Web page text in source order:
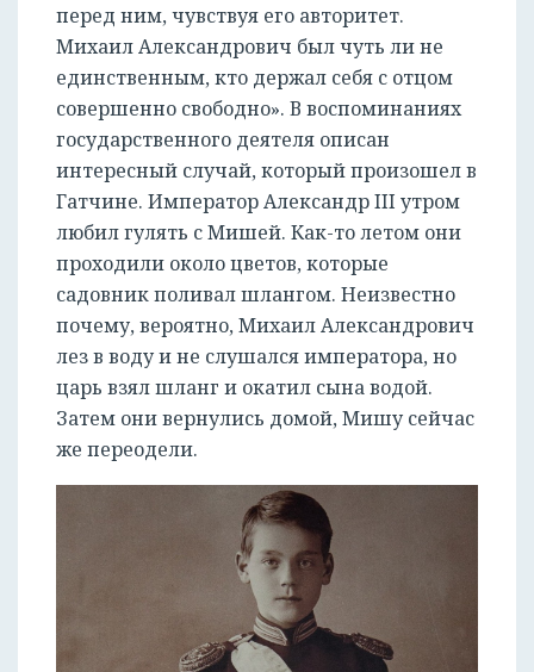
перед ним, чувствуя его авторитет.
Михаил Александрович был чуть ли не
единственным, кто держал себя с отцом
совершенно свободно». В воспоминаниях
государственного деятеля описан
интересный случай, который произошел в
Гатчине. Император Александр III утром
любил гулять с Мишей. Как-то летом они
проходили около цветов, которые
садовник поливал шлангом. Неизвестно
почему, вероятно, Михаил Александрович
лез в воду и не слушался императора, но
царь взял шланг и окатил сына водой.
Затем они вернулись домой, Мишу сейчас
же переодели.